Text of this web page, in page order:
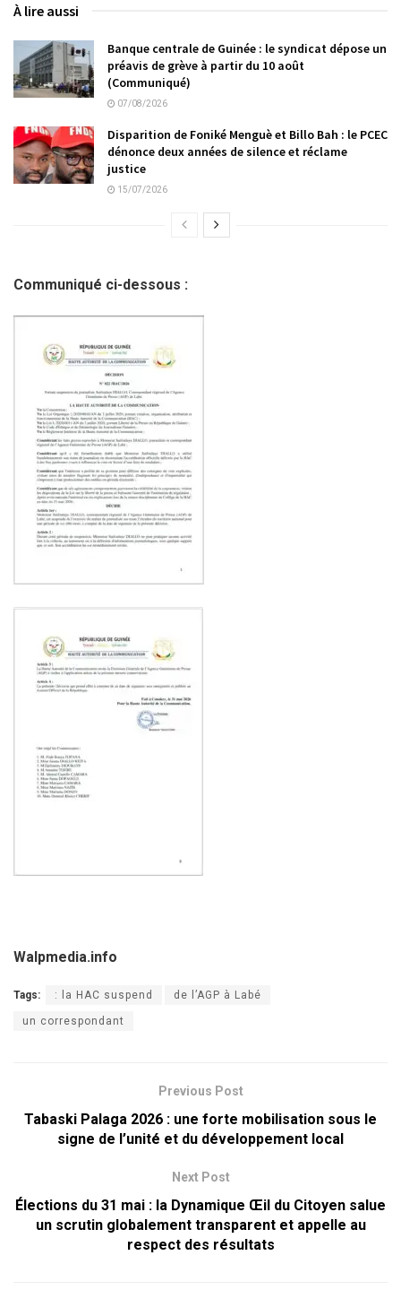
À lire aussi
Banque centrale de Guinée : le syndicat dépose un
préavis de grève à partir du 10 août
(Communiqué)
07/08/2026
Disparition de Foniké Menguè et Billo Bah : le PCEC
dénonce deux années de silence et réclame
justice
15/07/2026
Communiqué ci-dessous :
Walpmedia.info
Tags: : la HAC suspend de l’AGP à Labé
un correspondant
Previous Post
Tabaski Palaga 2026 : une forte mobilisation sous le
signe de l’unité et du développement local
Next Post
Élections du 31 mai : la Dynamique Œil du Citoyen salue
un scrutin globalement transparent et appelle au
respect des résultats